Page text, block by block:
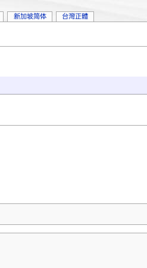
新加坡简体 台灣正體